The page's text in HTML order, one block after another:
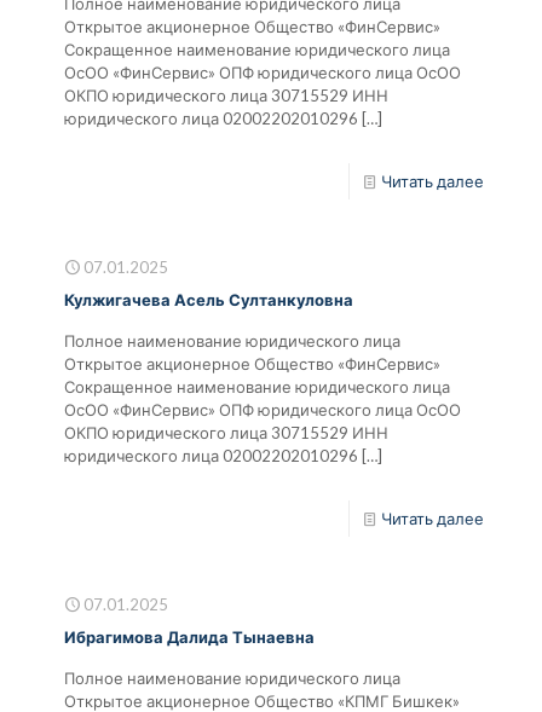
Открытое акционерное Общество «ФинСервис»
Сокращенное наименование юридического лица
ОсОО «ФинСервис» ОПФ юридического лица ОсОО
ОКПО юридического лица 30715529 ИНН
юридического лица 02002202010296 […]
Читать далее
07.01.2025
Кулжигачева Асель Султанкуловна
Полное наименование юридического лица
Открытое акционерное Общество «ФинСервис»
Сокращенное наименование юридического лица
ОсОО «ФинСервис» ОПФ юридического лица ОсОО
ОКПО юридического лица 30715529 ИНН
юридического лица 02002202010296 […]
Читать далее
07.01.2025
Ибрагимова Далида Тынаевна
Полное наименование юридического лица
Открытое акционерное Общество «КПМГ Бишкек»